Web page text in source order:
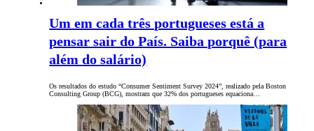
Um em cada três portugueses está a
pensar sair do País. Saiba porquê (para
além do salário)
Os resultados do estudo “Consumer Sentiment Survey 2024”, realizado pela Boston
Consulting Group (BCG), mostram que 32% dos portugueses equaciona…